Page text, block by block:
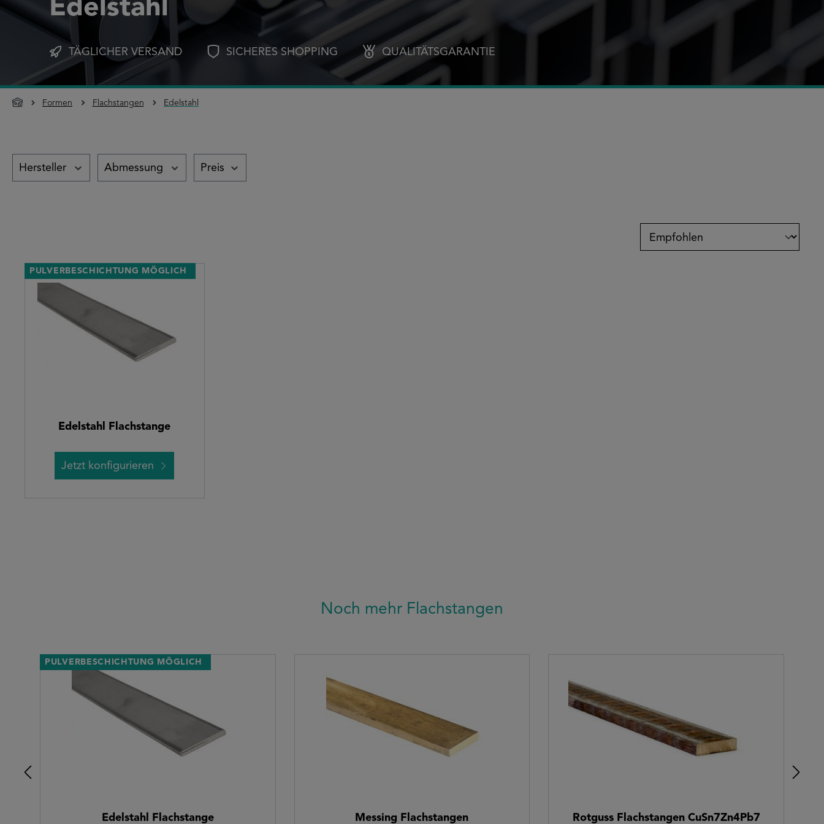
Edelstahl
TÄGLICHER VERSAND SICHERES SHOPPING QUALITÄTSGARANTIE
Formen Flachstangen Edelstahl
Hersteller Abmessung Preis
PULVERBESCHICHTUNG MÖGLICH
Edelstahl Flachstange
Jetzt konfigurieren
Noch mehr Flachstangen
Produktgalerie überspringen
PULVERBESCHICHTUNG MÖGLICH
Edelstahl Flachstange Messing Flachstangen Rotguss Flachstangen CuSn7Zn4Pb7